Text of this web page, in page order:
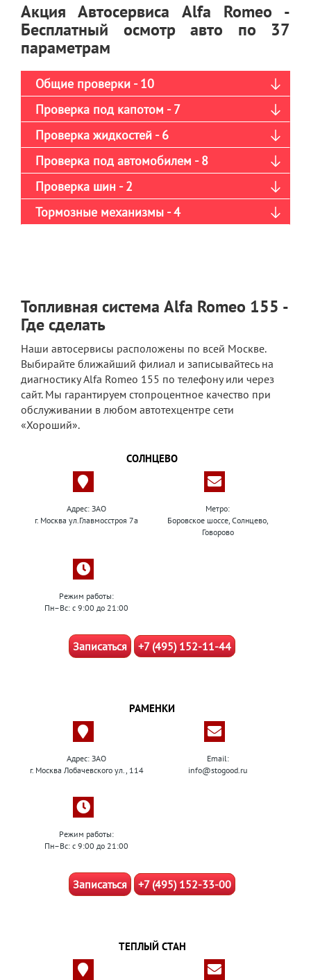
Акция Автосервиса Alfa Romeo -
Бесплатный осмотр авто по 37
параметрам
Общие проверки - 10
Проверка под капотом - 7
Проверка жидкостей - 6
Проверка под автомобилем - 8
Проверка шин - 2
Тормозные механизмы - 4
Топливная система Alfa Romeo 155 -
Где сделать
Наши автосервисы расположены по всей Москве.
Выбирайте ближайший филиал и записывайтесь на
диагностику Alfa Romeo 155 по телефону или через
сайт. Мы гарантируем стопроцентное качество при
обслуживании в любом автотехцентре сети
«Хороший».
СОЛНЦЕВО
Адрес: ЗАО
г. Москва ул.Главмосстроя 7а
Метро:
Боровское шоссе, Солнцево,
Говорово
Режим работы:
Пн–Вс: с 9:00 до 21:00
Записаться +7 (495) 152-11-44
РАМЕНКИ
Адрес: ЗАО
г. Москва Лобачевского ул., 114
Email:
info@stogood.ru
Режим работы:
Пн–Вс: с 9:00 до 21:00
Записаться +7 (495) 152-33-00
ТЕПЛЫЙ СТАН